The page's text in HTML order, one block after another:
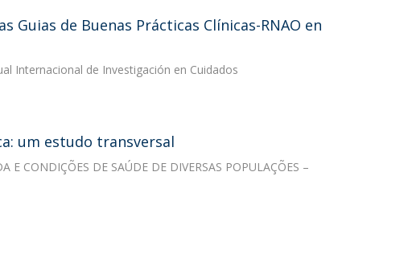
de Buenas Prácticas Clínicas-RNAO en
Internacional de Investigación en Cuidados
um estudo transversal
CONDIÇÕES DE SAÚDE DE DIVERSAS POPULAÇÕES –